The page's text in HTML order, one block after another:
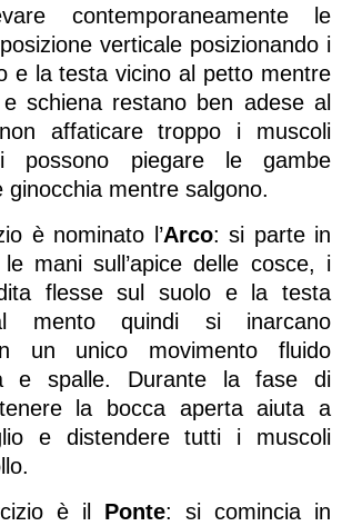
contemporaneamente le
verticale posizionando i
e la testa vicino al petto mentre
schiena restano ben adese al
affaticare troppo i muscoli
possono piegare le gambe
ginocchia mentre salgono.
è nominato l’Arco: si parte in
mani sull’apice delle cosce, i
flesse sul suolo e la testa
mento quindi si inarcano
un unico movimento fluido
e spalle. Durante la fase di
la bocca aperta aiuta a
e distendere tutti i muscoli
è il Ponte: si comincia in